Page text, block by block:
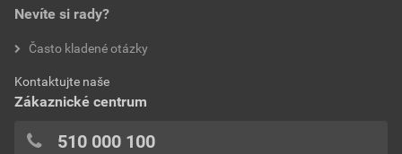
Nevíte si rady?
Často kladené otázky
Kontaktujte naše
Zákaznické centrum
510 000 100